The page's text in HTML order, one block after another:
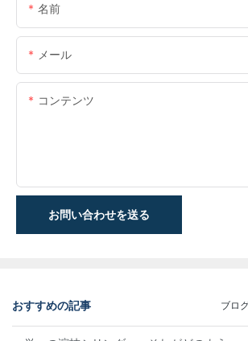
名前
メール
コンテンツ
お問い合わせを送る
おすすめの記事 ブロ